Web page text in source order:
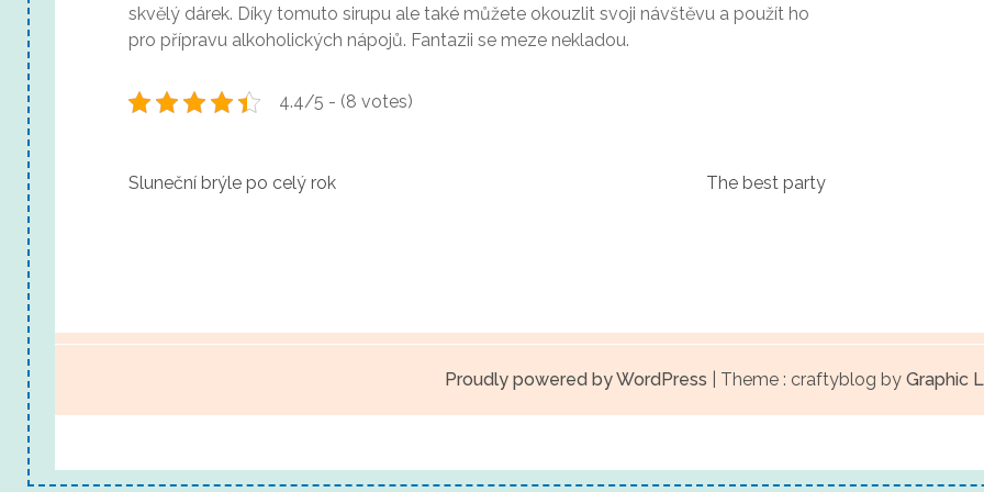
skvělý dárek. Díky tomuto sirupu ale také můžete okouzlit svoji návštěvu a použít ho
pro přípravu alkoholických nápojů. Fantazii se meze nekladou.
4.4/5 - (8 votes)
N
g
e
Sluneční brýle po celý rok The best party
Proudly powered by WordPress Theme : craftyblog by Graphic